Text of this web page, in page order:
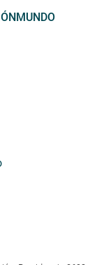
MUNDO